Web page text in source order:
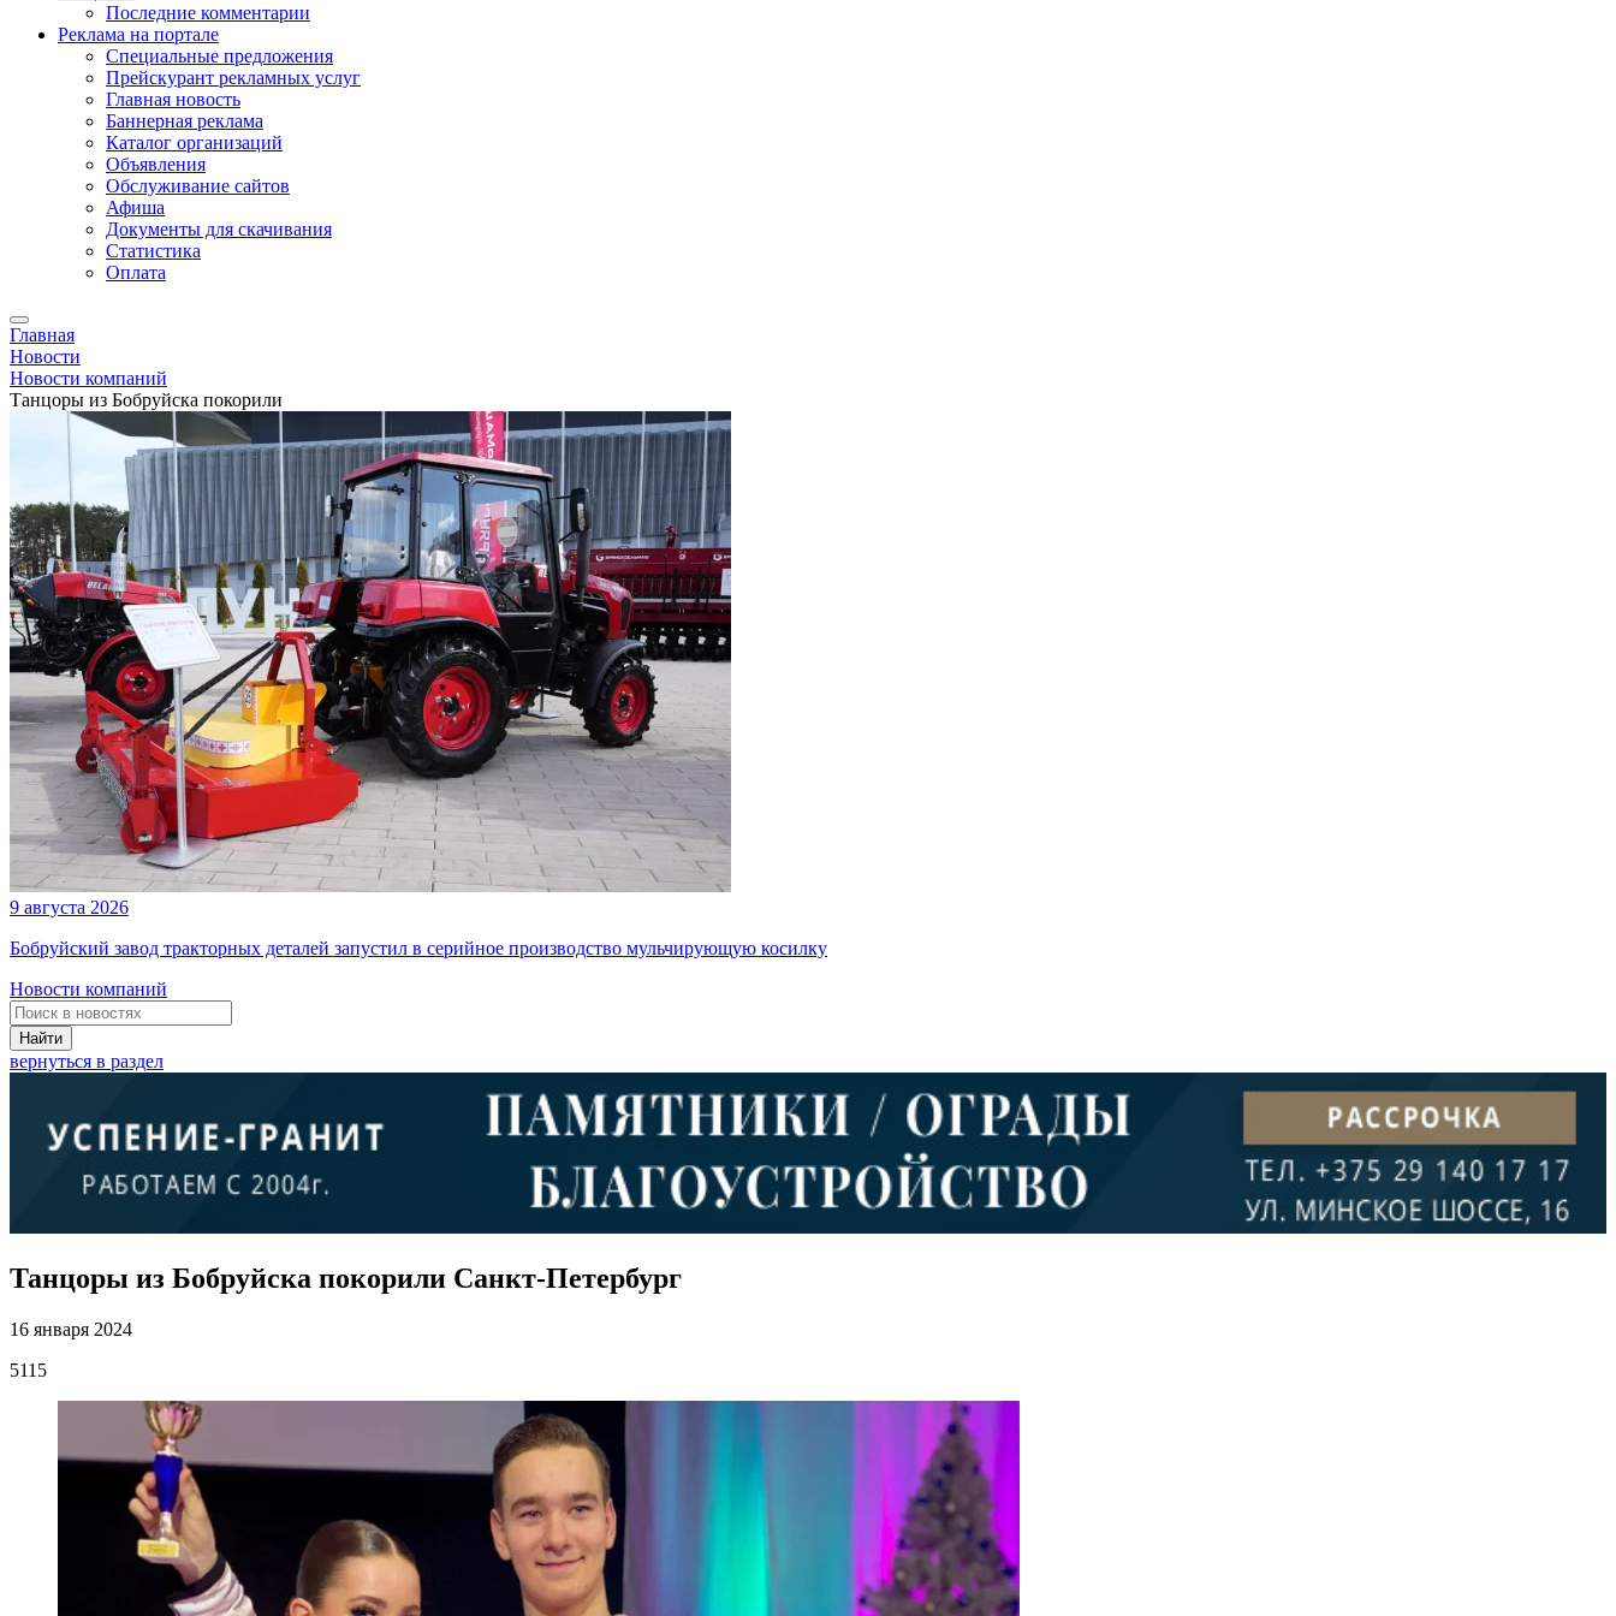
Последние комментарии
Реклама на портале
Специальные предложения
Прейскурант рекламных услуг
Главная новость
Баннерная реклама
Каталог организаций
Объявления
Обслуживание сайтов
Афиша
Документы для скачивания
Статистика
Оплата
Главная
Новости
Новости компаний
Танцоры из Бобруйска покорили
9 августа 2026
Бобруйский завод тракторных деталей запустил в серийное производство мульчирующую косилку
Новости компаний
Найти
вернуться в раздел
Танцоры из Бобруйска покорили Санкт-Петербург
16 января 2024
5115